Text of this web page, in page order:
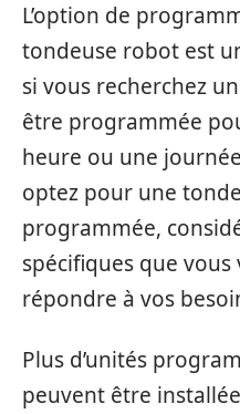
L’option de
tondeuse robot est
si vous recherchez
être programmée
heure ou une
optez pour une
programmée,
spécifiques que vous
répondre à vos
Plus d’unités
peuvent être